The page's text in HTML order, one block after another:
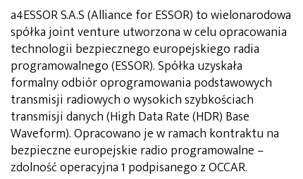
a4ESSOR S.A.S (Alliance for ESSOR) to wielonarodowa
spółka joint venture utworzona w celu opracowania
technologii bezpiecznego europejskiego radia
programowalnego (ESSOR). Spółka uzyskała
formalny odbiór oprogramowania podstawowych
transmisji radiowych o wysokich szybkościach
transmisji danych (High Data Rate (HDR) Base
Waveform). Opracowano je w ramach kontraktu na
bezpieczne europejskie radio programowalne –
zdolność operacyjna 1 podpisanego z OCCAR.